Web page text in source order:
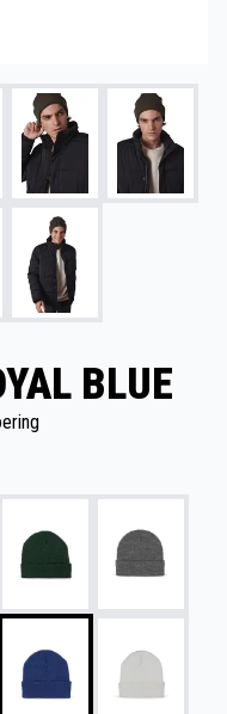
BLUE